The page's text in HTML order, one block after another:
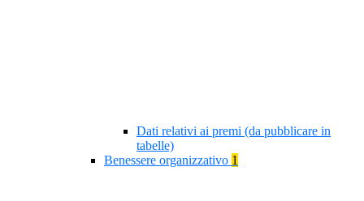
Dati relativi ai premi (da pubblicare in
tabelle)
Benessere organizzativo 1